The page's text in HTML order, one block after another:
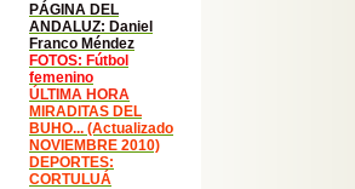
PÁGINA DEL
ANDALUZ: Daniel
Franco Méndez
FOTOS: Fútbol
femenino
ÚLTIMA HORA
MIRADITAS DEL
BUHO... (Actualizado
NOVIEMBRE 2010)
DEPORTES:
CORTULUÁ